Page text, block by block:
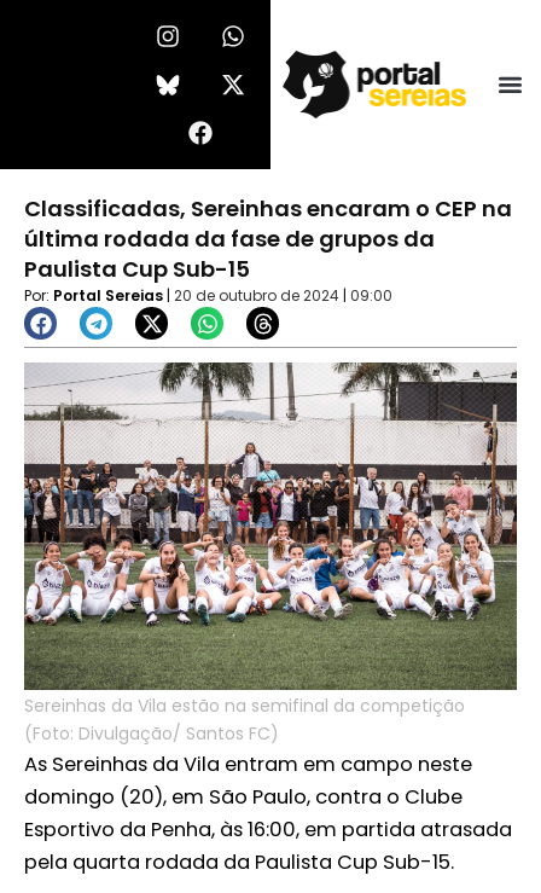
I
n
s
t
r
m
W
h
a
t
p
p
X
-
t
w
t
e
r
b
o
o
Classificadas, Sereinhas encaram o CEP na
última rodada da fase de grupos da
Paulista Cup Sub-15
Por: Portal Sereias | 20 de outubro de 2024 | 09:00
Sereinhas da Vila estão na semifinal da competição
(Foto: Divulgação/ Santos FC)
As Sereinhas da Vila entram em campo neste
domingo (20), em São Paulo, contra o Clube
Esportivo da Penha, às 16:00, em partida atrasada
pela quarta rodada da Paulista Cup Sub-15.